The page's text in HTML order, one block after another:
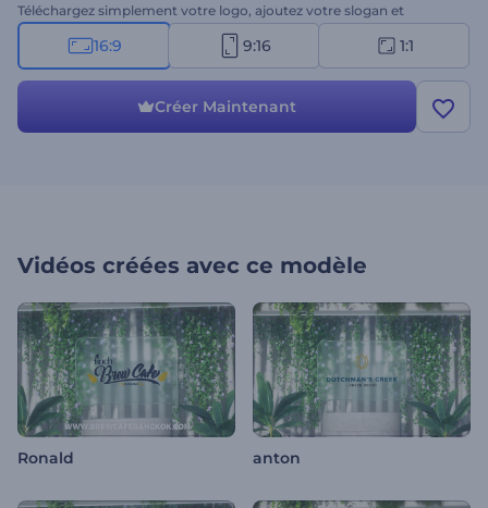
Téléchargez simplement votre logo, ajoutez votre slogan et
préparez-vous à créer une ouverture de logo professionnelle en
quelques clics. Parfait pour les introductions d'entreprises, les
encore. Essayez ce modèle immédiatement et gratuitement !"
16:9 9:16 1:1
Créer Maintenant
Vidéos créées avec ce modèle
Ronald anton